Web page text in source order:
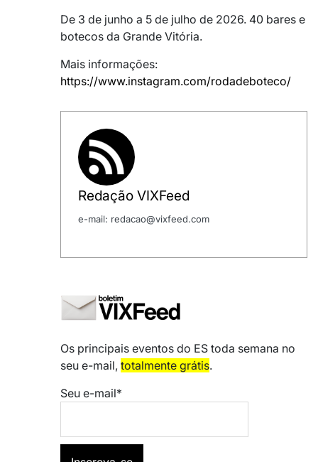
De 3 de junho a 5 de julho de 2026. 40 bares e
botecos da Grande Vitória.
Mais informações:
https://www.instagram.com/rodadeboteco/
Redação VIXFeed
e-mail: redacao@vixfeed.com
Os principais eventos do ES toda semana no
seu e-mail, totalmente grátis.
Seu e-mail*